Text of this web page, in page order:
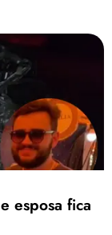
esposa fica